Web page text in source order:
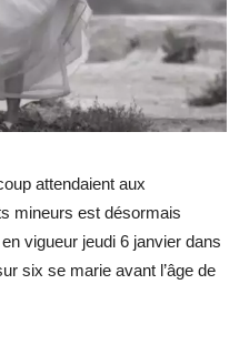
attendaient aux
mineurs est désormais
vigueur jeudi 6 janvier dans
six se marie avant l’âge de